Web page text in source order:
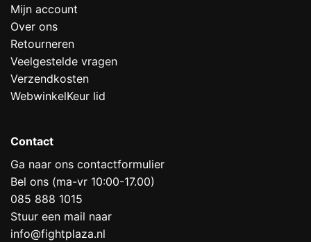
Mijn account
Over ons
Retourneren
Veelgestelde vragen
Verzendkosten
WebwinkelKeur lid
Contact
Ga naar ons contactformulier
Bel ons (ma-vr 10:00-17.00)
085 888 1015
Stuur een mail naar
info@fightplaza.nl